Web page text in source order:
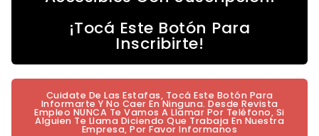
¡Tocá Este Botón Para
Inscribirte!
Cuidate De Las Estafas, Tocá Este Botón Para
Informarte Y No Caer En Ninguna. Desde Revista
Empleo NUNCA Te Vamos A Llamar Por Teléfono, Si
Alguien Te Llama Diciendo Que Trabaja En Nuestra
Empresa, Por Favor Informanos